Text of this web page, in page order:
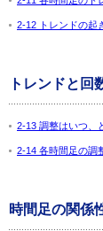
2-12 トレンドの起
トレンドと回
2-13 調整はいつ、
2-14 各時間足の調
時間足の関係